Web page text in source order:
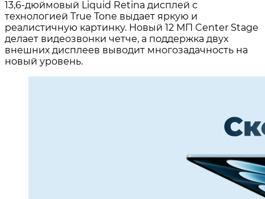
13,6-дюймовый Liquid Retina дисплей с
технологией True Tone выдает яркую и
реалистичную картинку. Новый 12 МП Center Stage
делает видеозвонки четче, а поддержка двух
внешних дисплеев выводит многозадачность на
новый уровень.